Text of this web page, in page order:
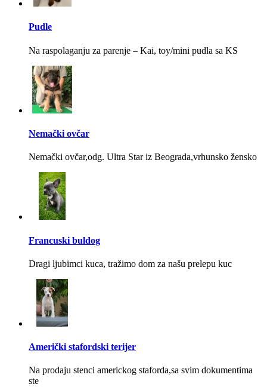
Pudle
Na raspolaganju za parenje – Kai, toy/mini pudla sa KS
Nemački ovčar
Nemački ovčar,odg. Ultra Star iz Beograda,vrhunsko žensko
Francuski buldog
Dragi ljubimci kuca, tražimo dom za našu prelepu kuc
Američki stafordski terijer
Na prodaju stenci americkog staforda,sa svim dokumentima
ste